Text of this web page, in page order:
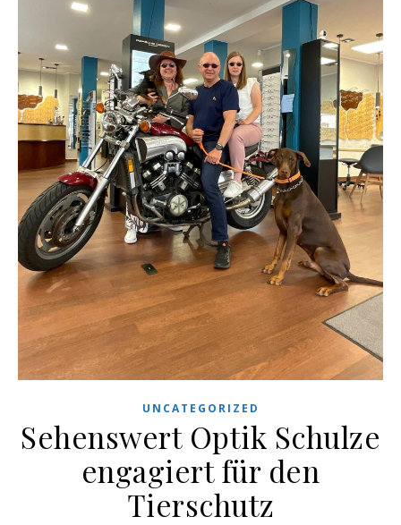
UNCATEGORIZED
Sehenswert Optik Schulze
engagiert für den
Tierschutz